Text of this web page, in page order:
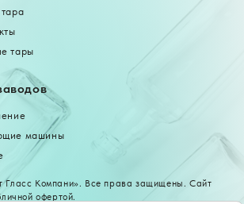
тары
машины
Компани». Все права защищены. Сайт
офертой.